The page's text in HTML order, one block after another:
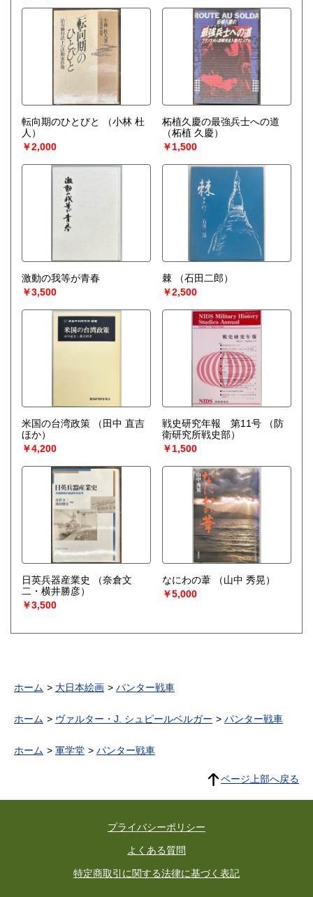
転向期のひとびと
（小林 杜
人）
￥2,000
柘植久慶の最強兵士への道
（柘植 久慶）
￥1,500
激動の我等が青春
￥3,500
棘
（石田二郎）
￥2,500
米国の台湾政策
（田中 直吉
ほか）
￥4,200
戦史研究年報 第11号
（防
衛研究所戦史部）
￥1,500
日英兵器産業史
（奈倉文
二・横井勝彦）
￥3,500
なにわの葦
（山中 秀晃）
￥5,000
ホーム 大日本絵画 パンター戦車
ホーム ヴァルター・J. シュピールベルガー パンター戦車
ホーム 軍学堂 パンター戦車
ページ上部へ戻る
プライバシーポリシー
よくある質問
特定商取引に関する法律に基づく表記